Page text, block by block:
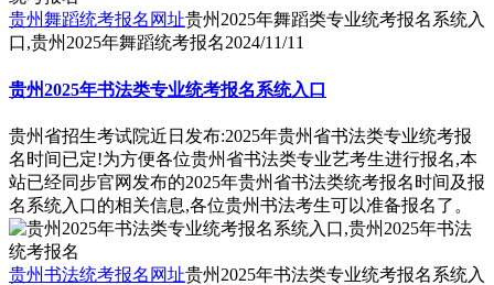
贵州舞蹈统考报名网址贵州2025年舞蹈类专业统考报名系统入
口,贵州2025年舞蹈统考报名2024/11/11
贵州2025年书法类专业统考报名系统入口
贵州省招生考试院近日发布:2025年贵州省书法类专业统考报
名时间已定!为方便各位贵州省书法类专业艺考生进行报名,本
站已经同步官网发布的2025年贵州省书法类统考报名时间及报
名系统入口的相关信息,各位贵州书法考生可以准备报名了。
贵州书法统考报名网址贵州2025年书法类专业统考报名系统入